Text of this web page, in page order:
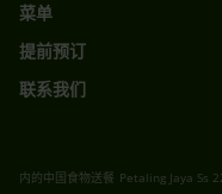
菜单
提前预订
联系我们
内的中国食物送餐 Petaling Jaya Ss